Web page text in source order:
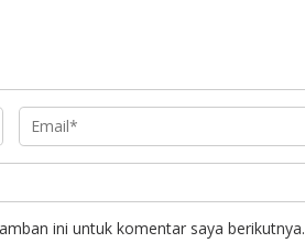
ini untuk komentar saya berikutnya.